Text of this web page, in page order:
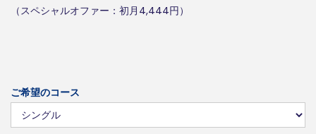
,
（スペシャルオファー：初月4,444円）
ご希望のコース